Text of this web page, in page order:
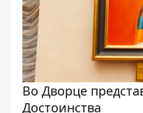
Во Дворце
Достоинства